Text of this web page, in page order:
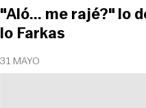
31 MAYO
"Aló... me rajé?" lo
lo Farkas